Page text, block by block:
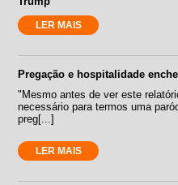
LER MAIS
Pregação e hospitalidade
"Mesmo antes de ver este
necessário para termos uma
preg[...]
LER MAIS